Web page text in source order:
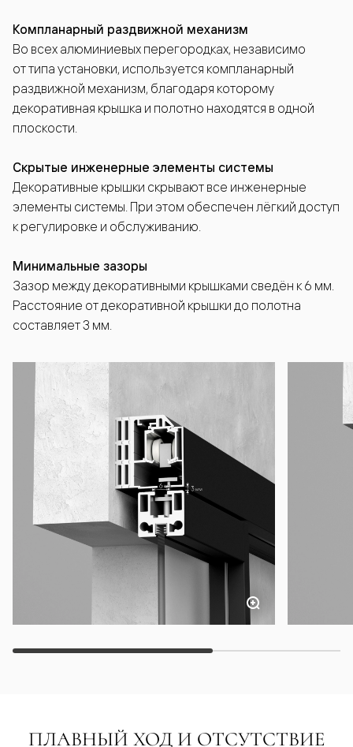
Компланарный раздвижной механизм
Во всех алюминиевых перегородках, независимо
от типа установки, используется компланарный
раздвижной механизм, благодаря которому
декоративная крышка и полотно находятся в одной
плоскости.
Скрытые инженерные элементы системы
Декоративные крышки скрывают все инженерные
элементы системы. При этом обеспечен лёгкий доступ
к регулировке и обслуживанию.
Минимальные зазоры
Зазор между декоративными крышками сведён к 6 мм.
Расстояние от декоративной крышки до полотна
составляет 3 мм.
ПЛАВНЫЙ ХОД И ОТСУТСТВИЕ